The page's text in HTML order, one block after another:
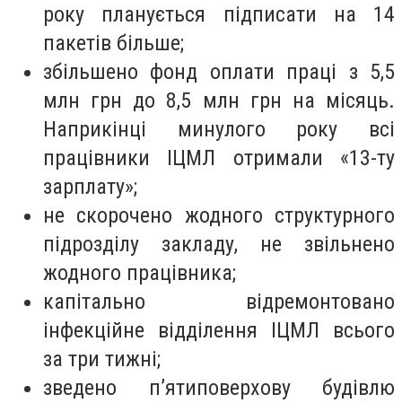
року планується підписати на 14
пакетів більше;
збільшено фонд оплати праці з 5,5
млн грн до 8,5 млн грн на місяць.
Наприкінці минулого року всі
працівники ІЦМЛ отримали «13-ту
зарплату»;
не скорочено жодного структурного
підрозділу закладу, не звільнено
жодного працівника;
капітально відремонтовано
інфекційне відділення ІЦМЛ всього
за три тижні;
зведено п’ятиповерхову будівлю